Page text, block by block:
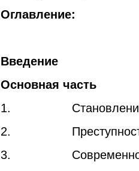
Оглавление:
Введение
Основная часть
1. Становление
2. Преступность в
3. Современное